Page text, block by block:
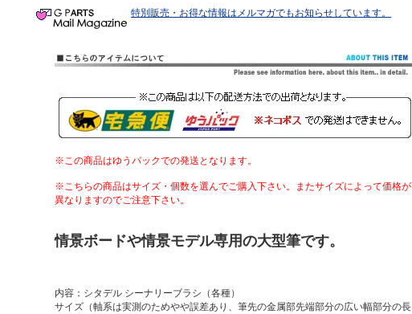
特別販売・お得な情報はメルマガでもお知らせしています。
※この商品はゆうパックでの発送となります。
※こちらの商品はサイズ・個数を選んでご購入下さい。またサイズによって価格が
異なりますのでご注意下さい。
情景ボードや情景モデル専用の大型筆です。
内容：シタデル シーナリーブラシ（各種）
サイズ（軸系は実測のためやや誤差あり、筆先の金属部先端部分の広い幅部分の長